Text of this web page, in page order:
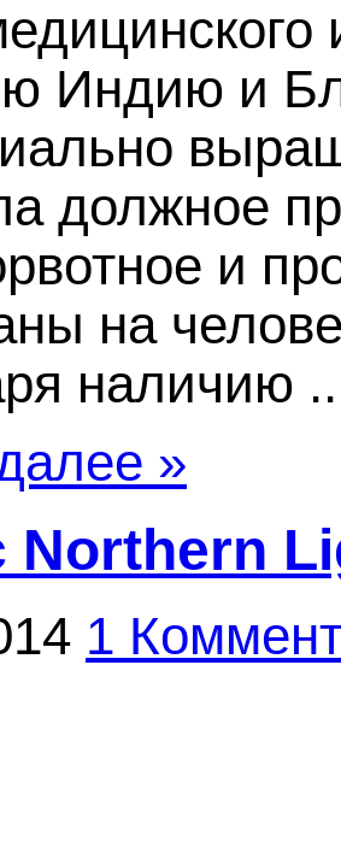
Индию и
должное
и
на
наличию
»
Northern
1